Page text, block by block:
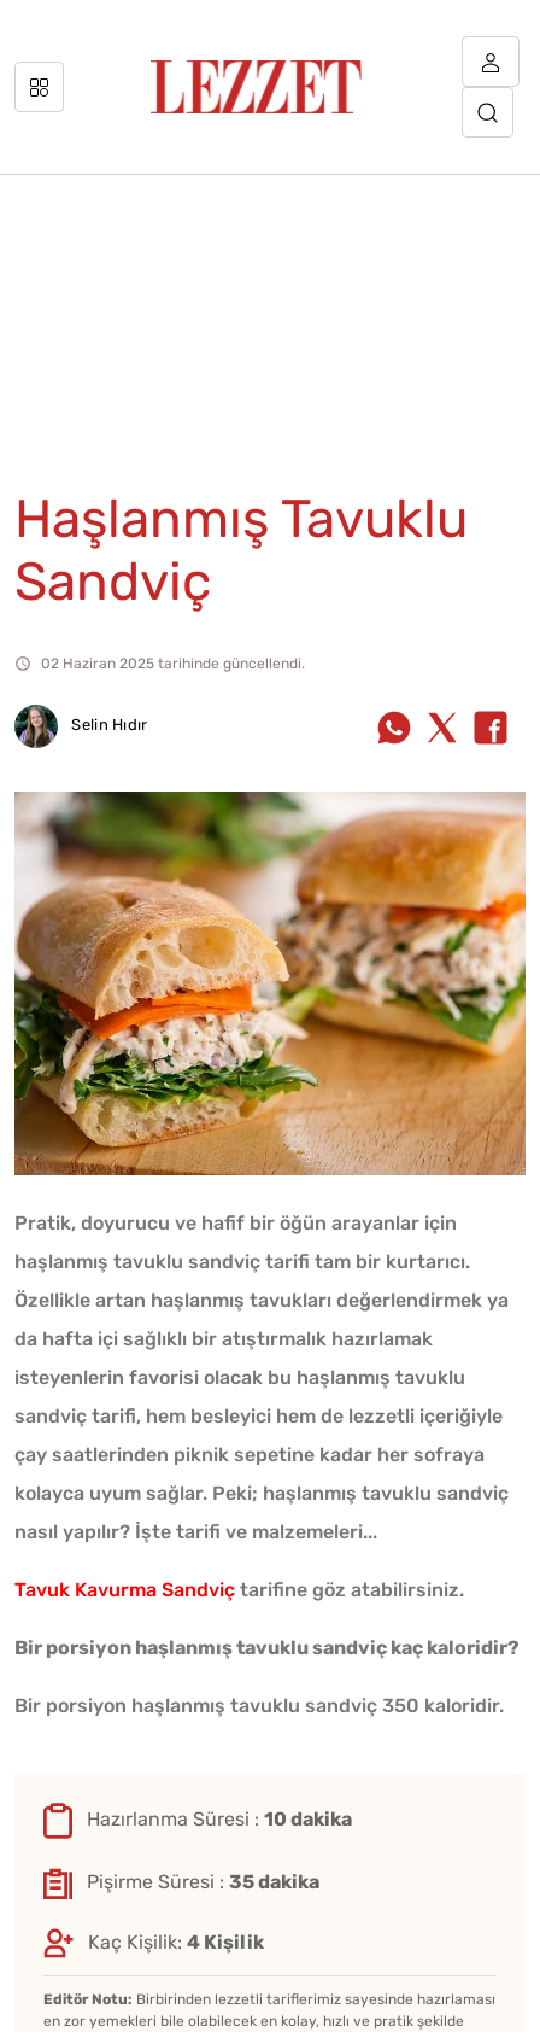
Haşlanmış Tavuklu
Sandviç
02 Haziran 2025 tarihinde güncellendi.
Selin Hıdır
Pratik, doyurucu ve hafif bir öğün arayanlar için
haşlanmış tavuklu sandviç tarifi tam bir kurtarıcı.
Özellikle artan haşlanmış tavukları değerlendirmek ya
da hafta içi sağlıklı bir atıştırmalık hazırlamak
isteyenlerin favorisi olacak bu haşlanmış tavuklu
sandviç tarifi, hem besleyici hem de lezzetli içeriğiyle
çay saatlerinden piknik sepetine kadar her sofraya
kolayca uyum sağlar. Peki; haşlanmış tavuklu sandviç
nasıl yapılır? İşte tarifi ve malzemeleri...
Tavuk Kavurma Sandviç tarifine göz atabilirsiniz.
Bir porsiyon haşlanmış tavuklu sandviç kaç kaloridir?
Bir porsiyon haşlanmış tavuklu sandviç 350 kaloridir.
Hazırlanma Süresi : 10 dakika
Pişirme Süresi : 35 dakika
Kaç Kişilik: 4 Kişilik
Editör Notu: Birbirinden lezzetli tariflerimiz sayesinde hazırlaması
en zor yemekleri bile olabilecek en kolay, hızlı ve pratik şekilde